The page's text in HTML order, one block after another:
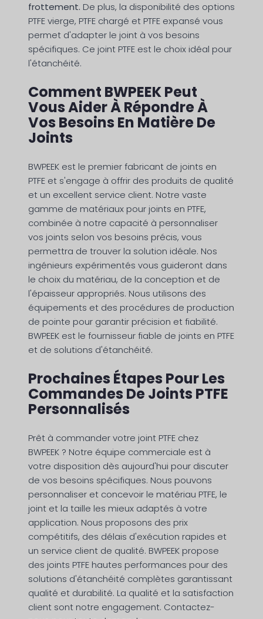
frottement. De plus, la disponibilité des options
PTFE vierge, PTFE chargé et PTFE expansé vous
permet d'adapter le joint à vos besoins
spécifiques. Ce joint PTFE est le choix idéal pour
l'étanchéité.
Comment BWPEEK Peut
Vous Aider À Répondre À
Vos Besoins En Matière De
Joints
BWPEEK est le premier fabricant de joints en
PTFE et s'engage à offrir des produits de qualité
et un excellent service client. Notre vaste
gamme de matériaux pour joints en PTFE,
combinée à notre capacité à personnaliser
vos joints selon vos besoins précis, vous
permettra de trouver la solution idéale. Nos
ingénieurs expérimentés vous guideront dans
le choix du matériau, de la conception et de
l'épaisseur appropriés. Nous utilisons des
équipements et des procédures de production
de pointe pour garantir précision et fiabilité.
BWPEEK est le fournisseur fiable de joints en PTFE
et de solutions d'étanchéité.
Prochaines Étapes Pour Les
Commandes De Joints PTFE
Personnalisés
Prêt à commander votre joint PTFE chez
BWPEEK ? Notre équipe commerciale est à
votre disposition dès aujourd'hui pour discuter
de vos besoins spécifiques. Nous pouvons
personnaliser et concevoir le matériau PTFE, le
joint et la taille les mieux adaptés à votre
application. Nous proposons des prix
compétitifs, des délais d'exécution rapides et
un service client de qualité. BWPEEK propose
des joints PTFE hautes performances pour des
solutions d'étanchéité complètes garantissant
qualité et durabilité. La qualité et la satisfaction
client sont notre engagement. Contactez-